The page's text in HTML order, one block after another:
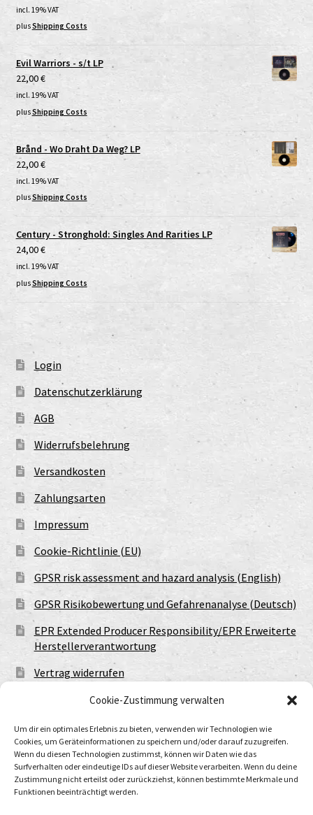
Cookie-Zustimmung verwalten
Um dir ein optimales Erlebnis zu bieten, verwenden wir Technologien wie
Cookies, um Geräteinformationen zu speichern und/oder darauf zuzugreifen.
Wenn du diesen Technologien zustimmst, können wir Daten wie das
Surfverhalten oder eindeutige IDs auf dieser Website verarbeiten. Wenn du deine
Zustimmung nicht erteilst oder zurückziehst, können bestimmte Merkmale und
Funktionen beeinträchtigt werden.
incl. 19% VAT
plusShipping Costs
Evil Warriors - s/t LP
22,00€
incl. 19% VAT
plusShipping Costs
Brånd - Wo Draht Da Weg? LP
22,00€
incl. 19% VAT
plusShipping Costs
Century - Stronghold: Singles And Rarities LP
24,00€
incl. 19% VAT
plusShipping Costs
Login
Datenschutzerklärung
AGB
Widerrufsbelehrung
Versandkosten
Zahlungsarten
Impressum
Cookie-Richtlinie (EU)
GPSR risk assessment and hazard analysis (English)
GPSR Risikobewertung und Gefahrenanalyse (Deutsch)
EPR Extended Producer Responsibility/EPR Erweiterte
Herstellerverantwortung
Vertrag widerrufen